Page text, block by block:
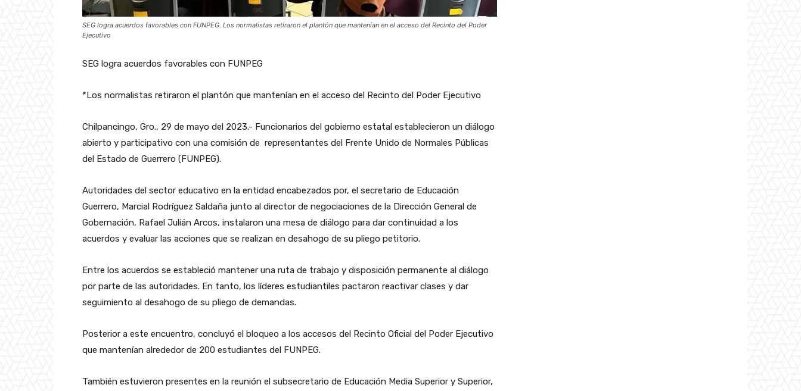
SEG logra acuerdos favorables con FUNPEG. Los normalistas retiraron el plantón que mantenían en el acceso del Recinto del Poder
Ejecutivo
SEG logra acuerdos favorables con FUNPEG
*Los normalistas retiraron el plantón que mantenían en el acceso del Recinto del Poder Ejecutivo
Chilpancingo, Gro., 29 de mayo del 2023.- Funcionarios del gobierno estatal establecieron un diálogo
abierto y participativo con una comisión de representantes del Frente Unido de Normales Públicas
del Estado de Guerrero (FUNPEG).
Autoridades del sector educativo en la entidad encabezados por, el secretario de Educación
Guerrero, Marcial Rodríguez Saldaña junto al director de negociaciones de la Dirección General de
Gobernación, Rafael Julián Arcos, instalaron una mesa de diálogo para dar continuidad a los
acuerdos y evaluar las acciones que se realizan en desahogo de su pliego petitorio.
Entre los acuerdos se estableció mantener una ruta de trabajo y disposición permanente al diálogo
por parte de las autoridades. En tanto, los líderes estudiantiles pactaron reactivar clases y dar
seguimiento al desahogo de su pliego de demandas.
Posterior a este encuentro, concluyó el bloqueo a los accesos del Recinto Oficial del Poder Ejecutivo
que mantenían alrededor de 200 estudiantes del FUNPEG.
También estuvieron presentes en la reunión el subsecretario de Educación Media Superior y Superior,